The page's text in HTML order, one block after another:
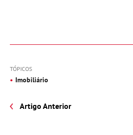
TÓPICOS
Imobiliário
Artigo Anterior